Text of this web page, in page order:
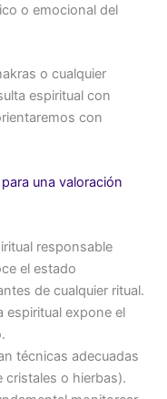
o emocional del
o cualquier
espiritual con
con
una valoración
responsable
el estado
de cualquier ritual.
espiritual expone el
técnicas adecuadas
cristales o hierbas).